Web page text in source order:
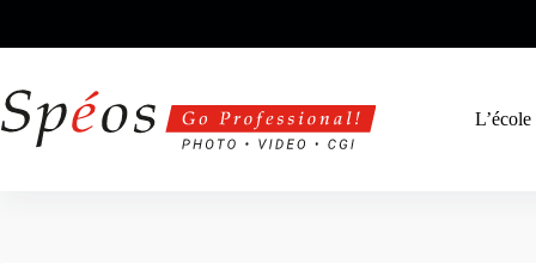
contenu
L’école